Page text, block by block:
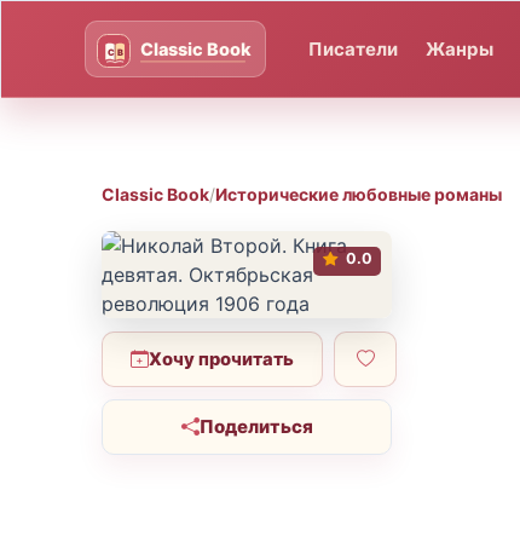
Писатели Жанры
Classic Book/Исторические любовные романы
0.0
Хочу прочитать
Поделиться